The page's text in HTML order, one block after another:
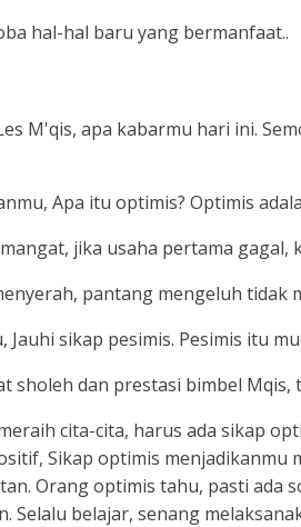
hal-hal baru yang bermanfaat..
M'qis, apa kabarmu hari ini.
Apa itu optimis? Optimis
jika usaha pertama gagal,
pantang mengeluh tidak
sikap pesimis. Pesimis itu
sholeh dan prestasi bimbel
cita-cita, harus ada sikap
Sikap optimis menjadikanmu
Orang optimis tahu, pasti ada
Selalu belajar, senang